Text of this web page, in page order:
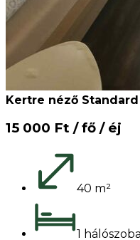
Kertre néző
15 000 Ft / fő / éj
40 m²
1 hálószoba